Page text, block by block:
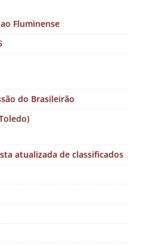
Fluminense
do Brasileirão
atualizada de classificados